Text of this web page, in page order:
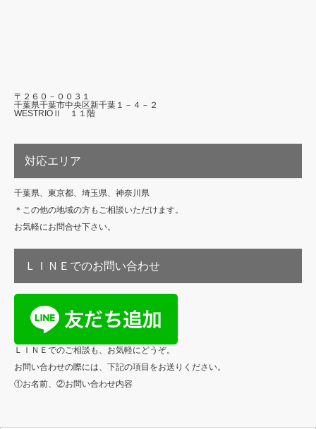
〒２６０－００３１
千葉県千葉市中央区新千葉１－４－２
WESTRIOⅡ １１階
対応エリア
千葉県、東京都、埼玉県、神奈川県
＊この他の地域の方もご相談いただけます。
お気軽にお問合せ下さい。
ＬＩＮＥでのお問い合わせ
ＬＩＮＥでのご相談も、お気軽にどうぞ。
お問い合わせの際には、下記の項目をお送りください。
①お名前、②お問い合わせ内容